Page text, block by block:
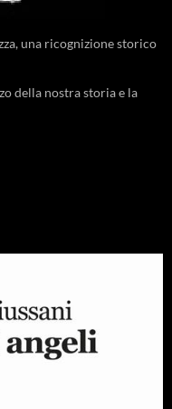
una ricognizione storico
della nostra storia e la